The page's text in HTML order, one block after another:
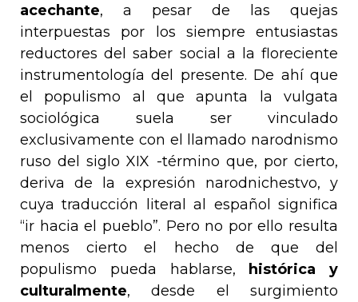
acechante, a pesar de las quejas
interpuestas por los siempre entusiastas
reductores del saber social a la floreciente
instrumentología del presente. De ahí que
el populismo al que apunta la vulgata
sociológica suela ser vinculado
exclusivamente con el llamado narodnismo
ruso del siglo XIX -término que, por cierto,
deriva de la expresión narodnichestvo, y
cuya traducción literal al español significa
“ir hacia el pueblo”. Pero no por ello resulta
menos cierto el hecho de que del
populismo pueda hablarse,
histórica y
culturalmente, desde el surgimiento